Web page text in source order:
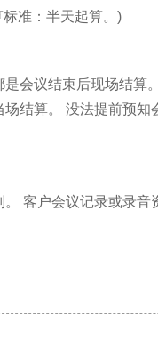
准：半天起算。)
会议结束后现场结算
结算。 没法提前预知
客户会议记录或录音